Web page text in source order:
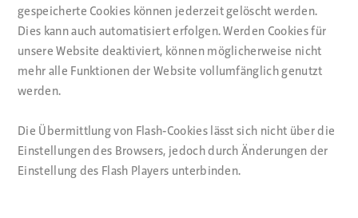
gespeicherte Cookies können jederzeit gelöscht werden.
Dies kann auch automatisiert erfolgen. Werden Cookies für
unsere Website deaktiviert, können möglicherweise nicht
mehr alle Funktionen der Website vollumfänglich genutzt
werden.
Die Übermittlung von Flash-Cookies lässt sich nicht über die
Einstellungen des Browsers, jedoch durch Änderungen der
Einstellung des Flash Players unterbinden.